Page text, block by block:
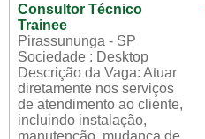
Consultor Técnico
Trainee
Pirassununga - SP
Sociedade : Desktop
Descrição da Vaga: Atuar
diretamente nos serviços
de atendimento ao cliente,
incluindo instalação,
manutenção, mudança de